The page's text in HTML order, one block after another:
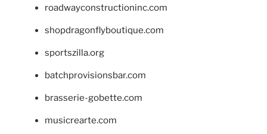
roadwayconstructioninc.com
shopdragonflyboutique.com
sportszilla.org
batchprovisionsbar.com
brasserie-gobette.com
musicrearte.com